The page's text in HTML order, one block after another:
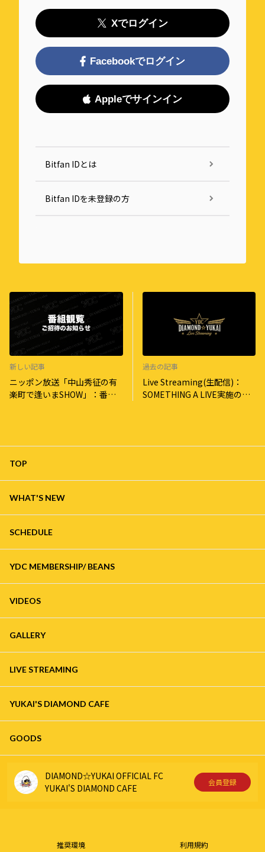
Xでログイン
Facebookでログイン
Appleでサインイン
Bitfan IDとは
Bitfan IDを未登録の方
新しい記事
ニッポン放送「中山秀征の有
楽町で逢いまSHOW」：番組
過去の記事
Live Streaming(生配信)：
SOMETHING A LIVE実施のお
TOP
WHAT'S NEW
SCHEDULE
YDC MEMBERSHIP/ BEANS
VIDEOS
GALLERY
LIVE STREAMING
YUKAI'S DIAMOND CAFE
GOODS
DIAMOND☆YUKAI OFFICIAL FC
YUKAI'S DIAMOND CAFE
会員登録
推奨環境 利用規約